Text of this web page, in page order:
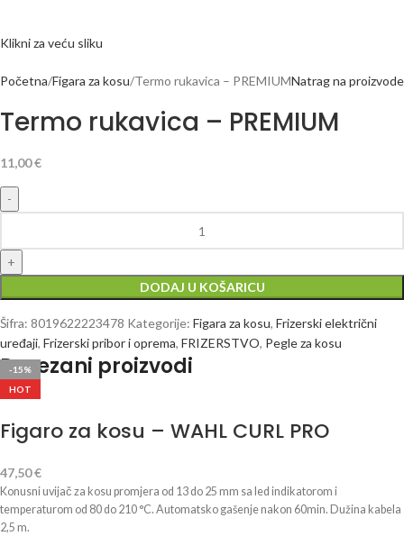
Klikni za veću sliku
Početna Figara za kosu Termo rukavica – PREMIUMNatrag na proizvode
Termo rukavica – PREMIUM
11,00€
DODAJ U KOŠARICU
Šifra: 8019622223478 Kategorije: Figara za kosu, Frizerski električni
uređaji, Frizerski pribor i oprema, FRIZERSTVO, Pegle za kosu
Povezani proizvodi
Figaro za kosu – WAHL CURL PRO
47,50€
Konusni uvijač za kosu promjera od 13 do 25 mm sa led indikatorom i
temperaturom od 80 do 210 °C. Automatsko gašenje nakon 60min. Dužina kabela
2,5 m.
-10%
-20%
HOT
-15%